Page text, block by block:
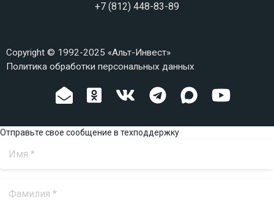
+7 (812) 448-83-89
Copyright © 1992-2025 «Альт-Инвест»
Политика обработки персональных данных
Отправьте свое сообщение в техподдержку